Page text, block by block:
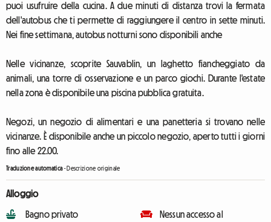
puoi usufruire della cucina. A due minuti di distanza trovi la fermata
dell'autobus che ti permette di raggiungere il centro in sette minuti.
Nei fine settimana, autobus notturni sono disponibili anche
Nelle vicinanze, scoprite Sauvablin, un laghetto fiancheggiato da
animali, una torre di osservazione e un parco giochi. Durante l'estate
nella zona è disponibile una piscina pubblica gratuita.
Negozi, un negozio di alimentari e una panetteria si trovano nelle
vicinanze. È disponibile anche un piccolo negozio, aperto tutti i giorni
fino alle 22.00.
Traduzione automatica-Descrizione originale
Alloggio
Bagno privato
Nessun accesso al